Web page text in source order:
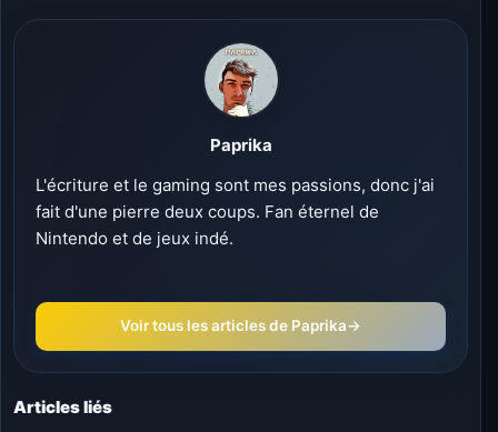
Paprika
L'écriture et le gaming sont mes passions, donc j'ai
fait d'une pierre deux coups. Fan éternel de
Nintendo et de jeux indé.
Voir tous les articles de Paprika→
Articles liés